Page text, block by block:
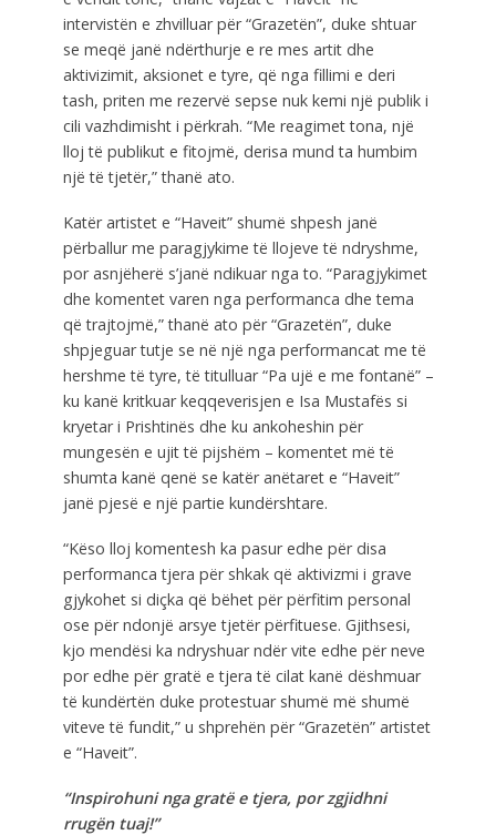
intervistën e zhvilluar për “Grazetën”, duke shtuar
se meqë janë ndërthurje e re mes artit dhe
aktivizimit, aksionet e tyre, që nga fillimi e deri
tash, priten me rezervë sepse nuk kemi një publik i
cili vazhdimisht i përkrah. “Me reagimet tona, një
lloj të publikut e fitojmë, derisa mund ta humbim
një të tjetër,” thanë ato.
Katër artistet e “Haveit” shumë shpesh janë
përballur me paragjykime të llojeve të ndryshme,
por asnjëherë s’janë ndikuar nga to. “Paragjykimet
dhe komentet varen nga performanca dhe tema
që trajtojmë,” thanë ato për “Grazetën”, duke
shpjeguar tutje se në një nga performancat me të
hershme të tyre, të titulluar “Pa ujë e me fontanë” –
ku kanë kritkuar keqqeverisjen e Isa Mustafës si
kryetar i Prishtinës dhe ku ankoheshin për
mungesën e ujit të pijshëm – komentet më të
shumta kanë qenë se katër anëtaret e “Haveit”
janë pjesë e një partie kundërshtare.
“Këso lloj komentesh ka pasur edhe për disa
performanca tjera për shkak që aktivizmi i grave
gjykohet si diçka që bëhet për përfitim personal
ose për ndonjë arsye tjetër përfituese. Gjithsesi,
kjo mendësi ka ndryshuar ndër vite edhe për neve
por edhe për gratë e tjera të cilat kanë dëshmuar
të kundërtën duke protestuar shumë më shumë
viteve të fundit,” u shprehën për “Grazetën” artistet
e “Haveit”.
“Inspirohuni nga gratë e tjera, por zgjidhni
rrugën tuaj!”